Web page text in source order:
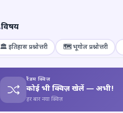
विषय
🏛️ इतिहास प्रश्नोत्तरी 🗺️ भूगोल प्रश्नोत्तरी
रैंडम क्विज़
कोई भी क्विज़ खेलें — अभी!
हर बार नया क्विज़